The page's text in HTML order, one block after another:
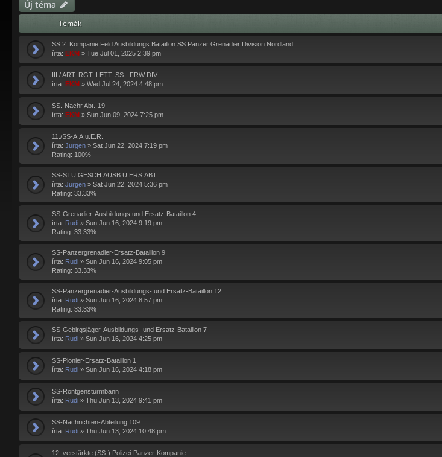
Új téma
Témák
SS 2. Kompanie Feld Ausbildungs Bataillon SS Panzer Grenadier Division Nordland
írta: EKM » Tue Jul 01, 2025 2:39 pm
III / ART. RGT. LETT. SS - FRW DIV
írta: EKM » Wed Jul 24, 2024 4:48 pm
SS.-Nachr.Abt.-19
írta: EKM » Sun Jun 09, 2024 7:25 pm
11./SS-A.A.u.E.R.
írta: Jurgen » Sat Jun 22, 2024 7:19 pm
Rating: 100%
SS-STU.GESCH.AUSB.U.ERS.ABT.
írta: Jurgen » Sat Jun 22, 2024 5:36 pm
Rating: 33.33%
SS-Grenadier-Ausbildungs und Ersatz-Bataillon 4
írta: Rudi » Sun Jun 16, 2024 9:19 pm
Rating: 33.33%
SS-Panzergrenadier-Ersatz-Bataillon 9
írta: Rudi » Sun Jun 16, 2024 9:05 pm
Rating: 33.33%
SS-Panzergrenadier-Ausbildungs- und Ersatz-Bataillon 12
írta: Rudi » Sun Jun 16, 2024 8:57 pm
Rating: 33.33%
SS-Gebirgsjäger-Ausbildungs- und Ersatz-Bataillon 7
írta: Rudi » Sun Jun 16, 2024 4:25 pm
SS-Pionier-Ersatz-Bataillon 1
írta: Rudi » Sun Jun 16, 2024 4:18 pm
SS-Röntgensturmbann
írta: Rudi » Thu Jun 13, 2024 9:41 pm
SS-Nachrichten-Abteilung 109
írta: Rudi » Thu Jun 13, 2024 10:48 pm
12. verstärkte (SS-) Polizei-Panzer-Kompanie